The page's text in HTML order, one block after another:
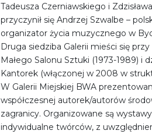
Tadeusza Czerniawskiego i
przyczynił się Andrzej Szwalbe –
organizator życia muzycznego w
Druga siedziba Galerii mieści się przy
Małego Salonu Sztuki (1973-1989) i
Kantorek (włączonej w 2008 w
W Galerii Miejskiej BWA
współczesnej autorek/autorów
zagranicy. Organizowane są
indywidualne twórców, z